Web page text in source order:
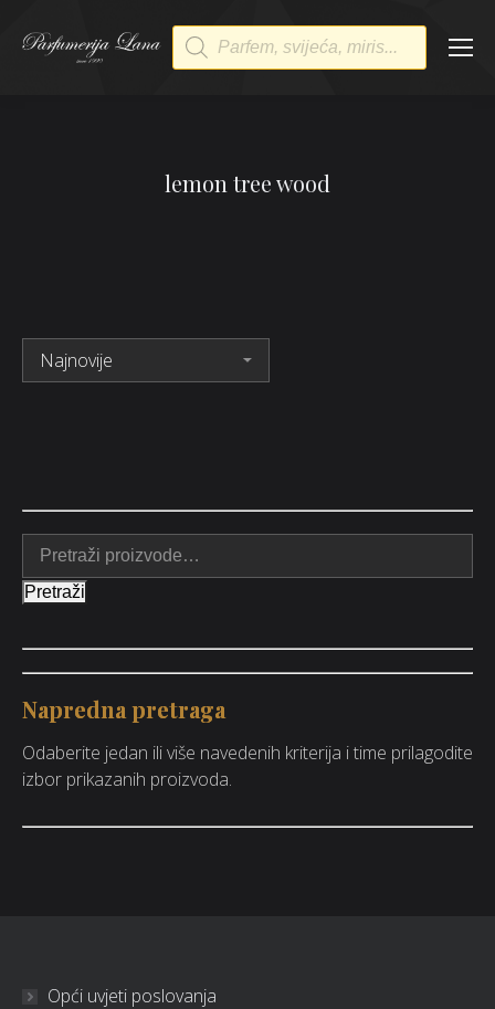
Products
search
lemon tree wood
Pretraži
Napredna pretraga
Odaberite jedan ili više navedenih kriterija i time prilagodite
izbor prikazanih proizvoda.
Opći uvjeti poslovanja